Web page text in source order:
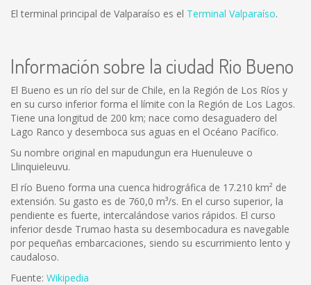
El terminal principal de Valparaíso es el Terminal Valparaíso.
Información sobre la ciudad Rio Bueno
El Bueno es un río del sur de Chile, en la Región de Los Ríos y
en su curso inferior forma el límite con la Región de Los Lagos.
Tiene una longitud de 200 km; nace como desaguadero del
Lago Ranco y desemboca sus aguas en el Océano Pacífico.
Su nombre original en mapudungun era Huenuleuve o
Llinquieleuvu.
El río Bueno forma una cuenca hidrográfica de 17.210 km² de
extensión. Su gasto es de 760,0 m³/s. En el curso superior, la
pendiente es fuerte, intercalándose varios rápidos. El curso
inferior desde Trumao hasta su desembocadura es navegable
por pequeñas embarcaciones, siendo su escurrimiento lento y
caudaloso.
Fuente: Wikipedia